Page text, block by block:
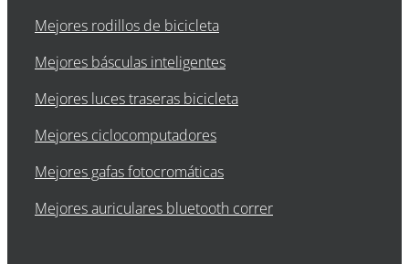
Mejores rodillos de bicicleta
Mejores básculas inteligentes
Mejores luces traseras bicicleta
Mejores ciclocomputadores
Mejores gafas fotocromáticas
Mejores auriculares bluetooth correr